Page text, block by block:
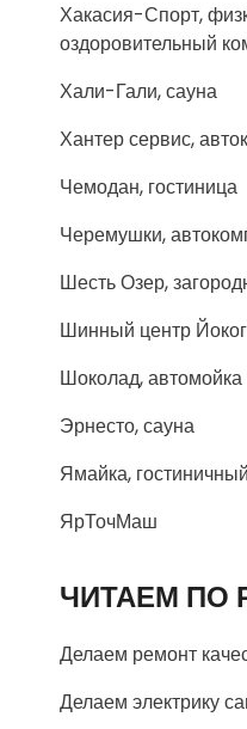
Хакасия-Спорт,
оздоровительный
Хали-Гали, сауна
Хантер сервис,
Чемодан, гостиница
Черемушки,
Шесть Озер,
Шинный центр
Шоколад, автомойка
Эрнесто, сауна
Ямайка,
ЯрТочМаш
ЧИТАЕМ ПО
Делаем ремонт
Делаем электрику